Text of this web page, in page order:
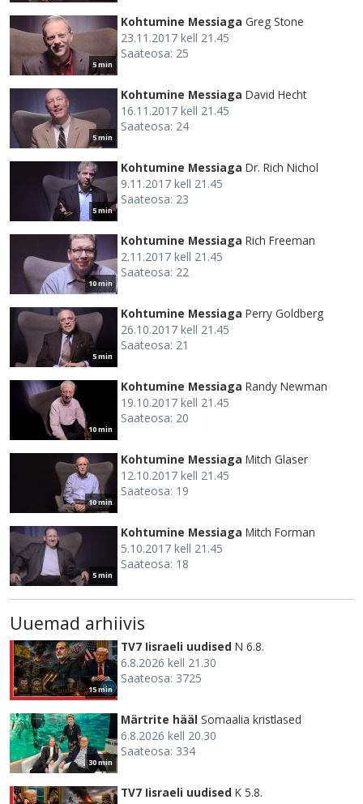
5 min
Kohtumine Messiaga Greg Stone
23.11.2017 kell 21.45
Saateosa: 25
5 min
Kohtumine Messiaga David Hecht
16.11.2017 kell 21.45
Saateosa: 24
5 min
Kohtumine Messiaga Dr. Rich Nichol
9.11.2017 kell 21.45
Saateosa: 23
10 min
Kohtumine Messiaga Rich Freeman
2.11.2017 kell 21.45
Saateosa: 22
5 min
Kohtumine Messiaga Perry Goldberg
26.10.2017 kell 21.45
Saateosa: 21
10 min
Kohtumine Messiaga Randy Newman
19.10.2017 kell 21.45
Saateosa: 20
10 min
Kohtumine Messiaga Mitch Glaser
12.10.2017 kell 21.45
Saateosa: 19
5 min
Kohtumine Messiaga Mitch Forman
5.10.2017 kell 21.45
Saateosa: 18
Uuemad arhiivis
15 min
TV7 Iisraeli uudised N 6.8.
6.8.2026 kell 21.30
Saateosa: 3725
30 min
Märtrite hääl Somaalia kristlased
6.8.2026 kell 20.30
Saateosa: 334
TV7 Iisraeli uudised K 5.8.